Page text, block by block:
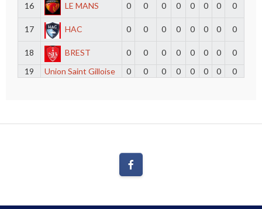
16 LE MANS 0 0 0 0 0 0 0 0
17 HAC 0 0 0 0 0 0 0 0
18 BREST 0 0 0 0 0 0 0
0
19
Union Saint Gilloise 0 0 0 0 0 0 0 0